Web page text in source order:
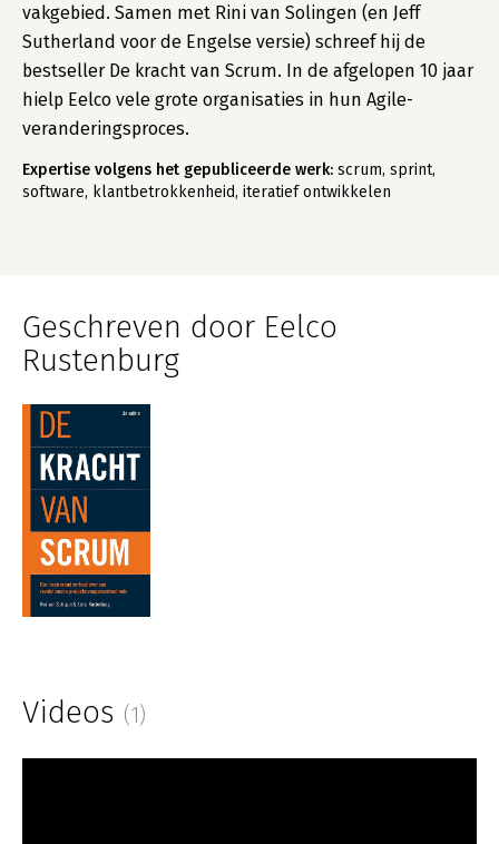
vakgebied. Samen met Rini van Solingen (en Jeff
Sutherland voor de Engelse versie) schreef hij de
bestseller De kracht van Scrum. In de afgelopen 10 jaar
hielp Eelco vele grote organisaties in hun Agile-
veranderingsproces.
Expertise volgens het gepubliceerde werk: scrum, sprint,
software, klantbetrokkenheid, iteratief ontwikkelen
Geschreven door Eelco
Rustenburg
Videos (1)